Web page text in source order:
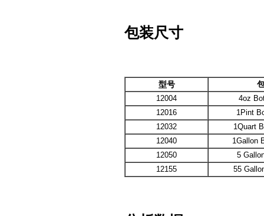
包装尺寸
型号
12004
4oz
12016
1Pint
12032
1Quart
12040
1Gallon
12050
5
12155
55